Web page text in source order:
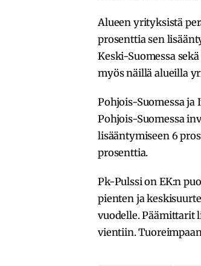
Alueen yrityksistä
prosenttia sen
Keski-Suomessa
myös näillä alueilla
Pohjois-Suomessa ja
Pohjois-Suomessa
lisääntymiseen 6
prosenttia.
Pk-Pulssi on EK:n
pienten ja
vuodelle. Päämittarit
vientiin.